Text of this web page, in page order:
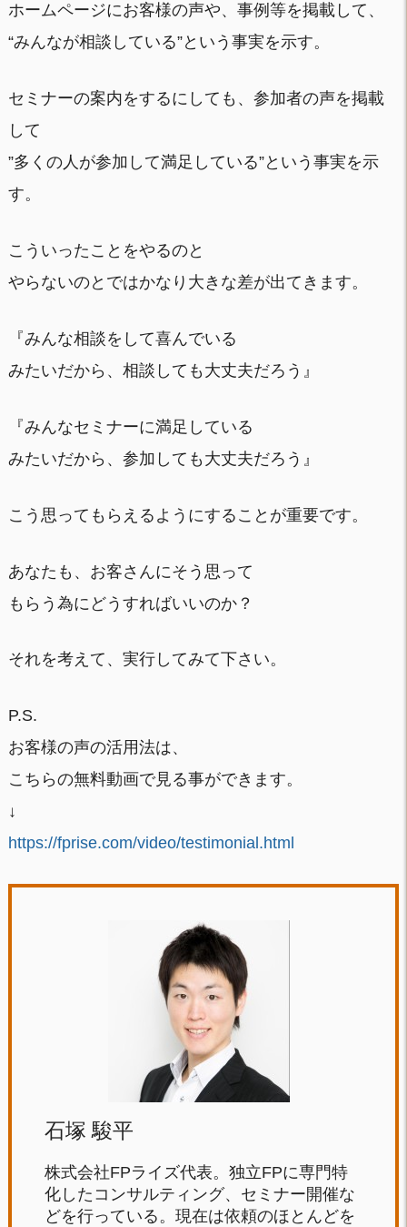
ホームページにお客様の声や、事例等を掲載して、
“みんなが相談している”という事実を示す。
セミナーの案内をするにしても、参加者の声を掲載
して
”多くの人が参加して満足している”という事実を示
す。
こういったことをやるのと
やらないのとではかなり大きな差が出てきます。
『みんな相談をして喜んでいる
みたいだから、相談しても大丈夫だろう』
『みんなセミナーに満足している
みたいだから、参加しても大丈夫だろう』
こう思ってもらえるようにすることが重要です。
あなたも、お客さんにそう思って
もらう為にどうすればいいのか？
それを考えて、実行してみて下さい。
P.S.
お客様の声の活用法は、
こちらの無料動画で見る事ができます。
↓
https://fprise.com/video/testimonial.html
石塚 駿平
株式会社FPライズ代表。独立FPに専門特
化したコンサルティング、セミナー開催な
どを行っている。現在は依頼のほとんどを